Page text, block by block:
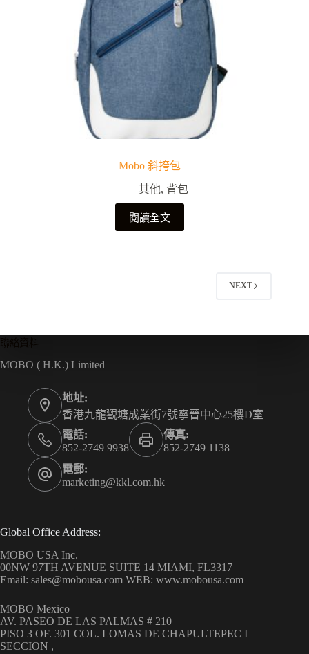
Mobo 斜挎包
其他, 背包
閱讀全文
NEXT
MOBO ( H.K.) Limited
地址:
香港九龍觀塘成業街7號寧晉中心25樓D室
電話:
852-2749 9938
傳真:
852-2749 1138
電郵:
marketing@kkl.com.hk
Global Office Address:
MOBO USA Inc.
00NW 97TH AVENUE SUITE 14 MIAMI, FL3317
Email: sales@mobousa.com WEB: www.mobousa.com
MOBO Mexico
AV. PASEO DE LAS PALMAS # 210
PISO 3 OF. 301 COL. LOMAS DE CHAPULTEPEC I
SECCION ,